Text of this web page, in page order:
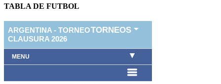
TABLA DE FUTBOL